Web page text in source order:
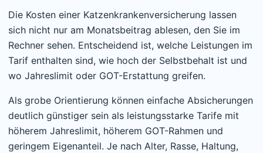
Die Kosten einer Katzenkrankenversicherung lassen
sich nicht nur am Monatsbeitrag ablesen, den Sie im
Rechner sehen. Entscheidend ist, welche Leistungen im
Tarif enthalten sind, wie hoch der Selbstbehalt ist und
wo Jahreslimit oder GOT-Erstattung greifen.
Als grobe Orientierung können einfache Absicherungen
deutlich günstiger sein als leistungsstarke Tarife mit
höherem Jahreslimit, höherem GOT-Rahmen und
geringem Eigenanteil. Je nach Alter, Rasse, Haltung,